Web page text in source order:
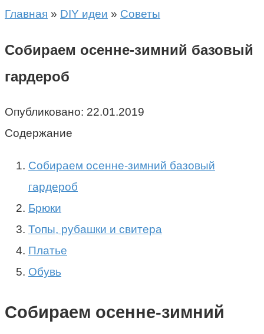
Главная » DIY идеи » Советы
Собираем осенне-зимний базовый
гардероб
Опубликовано: 22.01.2019
Содержание
Собираем осенне-зимний базовый
гардероб
Брюки
Топы, рубашки и свитера
Платье
Обувь
Собираем осенне-зимний